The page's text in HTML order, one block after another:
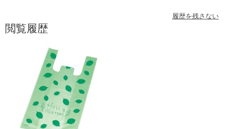
履歴を残さない
閲覧履歴